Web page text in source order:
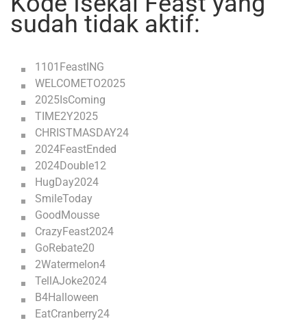
sudah tidak aktif:
1101FeastING
WELCOMETO2025
2025IsComing
TIME2Y2025
CHRISTMASDAY24
2024FeastEnded
2024Double12
HugDay2024
SmileToday
GoodMousse
CrazyFeast2024
GoRebate20
2Watermelon4
TellAJoke2024
B4Halloween
EatCranberry24